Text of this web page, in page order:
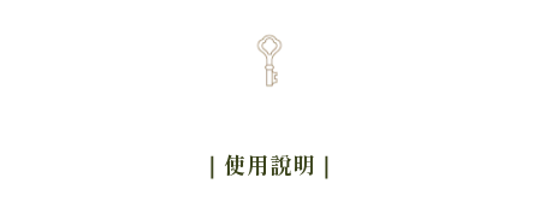
｜使用說明 ｜